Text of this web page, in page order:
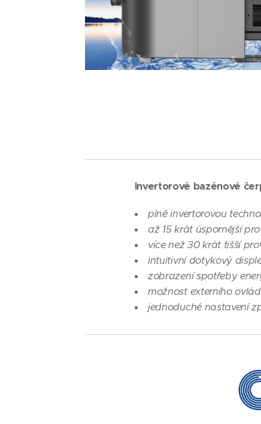
Invertorové bazénové
plně invertorovou
až 15 krát úspornější
více než 30 krát tišší
intuitivní dotykový
zobrazení spotřeby
možnost externího
jednoduché nastavení